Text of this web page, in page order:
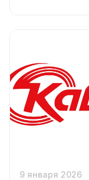
9 января 2026